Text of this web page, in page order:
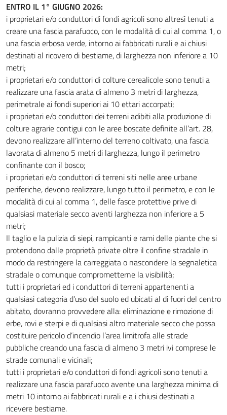
ENTRO IL 1° GIUGNO 2026:
i proprietari e/o conduttori di fondi agricoli sono altresì tenuti a
creare una fascia parafuoco, con le modalità di cui al comma 1, o
una fascia erbosa verde, intorno ai fabbricati rurali e ai chiusi
destinati al ricovero di bestiame, di larghezza non inferiore a 10
metri;
i proprietari e/o conduttori di colture cerealicole sono tenuti a
realizzare una fascia arata di almeno 3 metri di larghezza,
perimetrale ai fondi superiori ai 10 ettari accorpati;
i proprietari e/o conduttori dei terreni adibiti alla produzione di
colture agrarie contigui con le aree boscate definite all’art. 28,
devono realizzare all’interno del terreno coltivato, una fascia
lavorata di almeno 5 metri di larghezza, lungo il perimetro
confinante con il bosco;
i proprietari e/o conduttori di terreni siti nelle aree urbane
periferiche, devono realizzare, lungo tutto il perimetro, e con le
modalità di cui al comma 1, delle fasce protettive prive di
qualsiasi materiale secco aventi larghezza non inferiore a 5
metri;
Il taglio e la pulizia di siepi, rampicanti e rami delle piante che si
protendono dalle proprietà private oltre il confine stradale in
modo da restringere la carreggiata o nascondere la segnaletica
stradale o comunque comprometterne la visibilità;
tutti i proprietari ed i conduttori di terreni appartenenti a
qualsiasi categoria d’uso del suolo ed ubicati al di fuori del centro
abitato, dovranno provvedere alla: eliminazione e rimozione di
erbe, rovi e sterpi e di qualsiasi altro materiale secco che possa
costituire pericolo d’incendio l’area limitrofa alle strade
pubbliche creando una fascia di almeno 3 metri ivi comprese le
strade comunali e vicinali;
tutti i proprietari e/o conduttori di fondi agricoli sono tenuti a
realizzare una fascia parafuoco avente una larghezza minima di
metri 10 intorno ai fabbricati rurali e a i chiusi destinati a
ricevere bestiame.